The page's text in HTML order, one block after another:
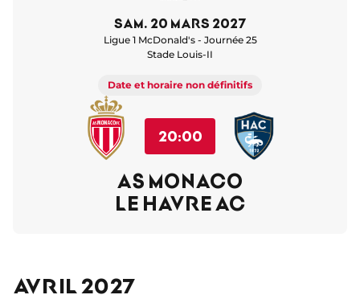
sam. 20 mars 2027
Ligue 1 McDonald's - Journée 25
Stade Louis-II
Date et horaire non définitifs
20:00
AS MONACO
LE HAVRE AC
Avril 2027